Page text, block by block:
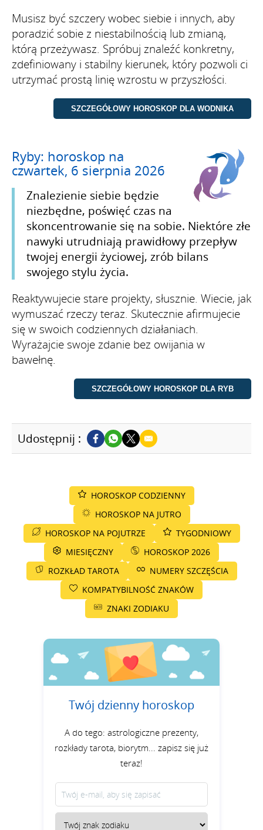
Musisz być szczery wobec siebie i innych, aby
poradzić sobie z niestabilnością lub zmianą,
którą przeżywasz. Spróbuj znaleźć konkretny,
zdefiniowany i stabilny kierunek, który pozwoli ci
utrzymać prostą linię wzrostu w przyszłości.
Ryby: horoskop na
czwartek, 6 sierpnia 2026
Znalezienie siebie będzie
niezbędne, poświęć czas na
skoncentrowanie się na sobie. Niektóre złe
nawyki utrudniają prawidłowy przepływ
twojej energii życiowej, zrób bilans
swojego stylu życia.
Reaktywujecie stare projekty, słusznie. Wiecie, jak
wymuszać rzeczy teraz. Skutecznie afirmujecie
się w swoich codziennych działaniach.
Wyrażajcie swoje zdanie bez owijania w
bawełnę.
Udostępnij :
HOROSKOP CODZIENNY
HOROSKOP NA JUTRO
HOROSKOP NA POJUTRZE
TYGODNIOWY
MIESIĘCZNY
HOROSKOP 2026
ROZKŁAD TAROTA
NUMERY SZCZĘŚCIA
KOMPATYBILNOŚĆ ZNAKÓW
ZNAKI ZODIAKU
Twój dzienny horoskop
A do tego: astrologiczne prezenty,
rozkłady tarota, biorytm... zapisz się już
teraz!